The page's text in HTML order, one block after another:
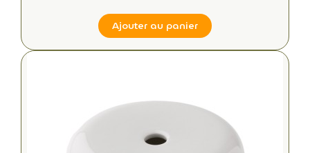
Ajouter au panier